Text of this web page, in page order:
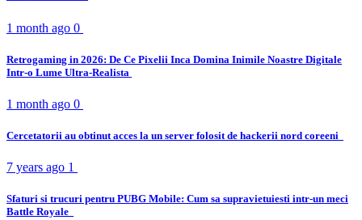
1 month ago 0
Retrogaming in 2026: De Ce Pixelii Inca Domina Inimile Noastre Digitale
Intr-o Lume Ultra-Realista
1 month ago 0
Cercetatorii au obtinut acces la un server folosit de hackerii nord coreeni
7 years ago 1
Sfaturi si trucuri pentru PUBG Mobile: Cum sa supravietuiesti intr-un meci
Battle Royale